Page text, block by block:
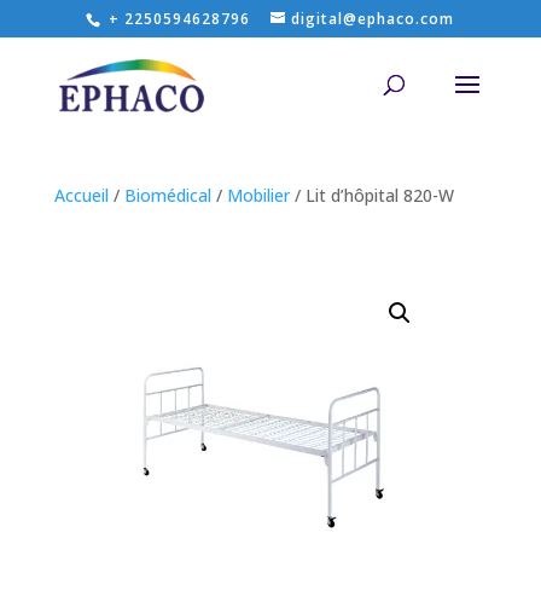
+ 2250594628796 digital@ephaco.com
Accueil / Biomédical / Mobilier/ Lit d’hôpital 820-W